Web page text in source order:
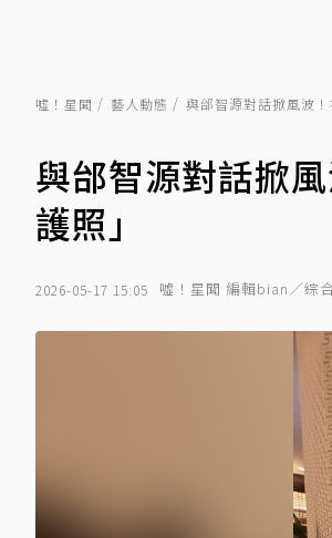
噓！星聞 藝人動態 與邰智源對話掀風波
與邰智源對話掀
護照」
2026-05-17 15:05 噓！星聞 編輯bian／綜